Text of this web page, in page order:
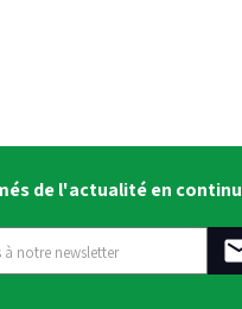
de l'actualité en continu